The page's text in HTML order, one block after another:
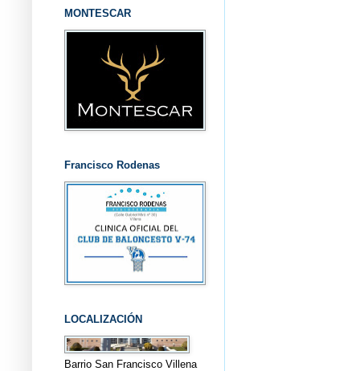
MONTESCAR
Francisco Rodenas
LOCALIZACIÓN
Barrio San Francisco Villena